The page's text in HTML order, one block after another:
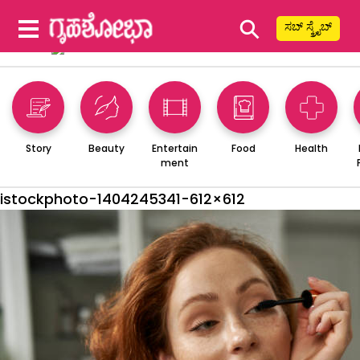
⚲ ಸಬ್ ಸ್ಕ್ರೈಬ್
Story Beauty
Entertain
ment
Food Health
istockphoto-1404245341-612×612